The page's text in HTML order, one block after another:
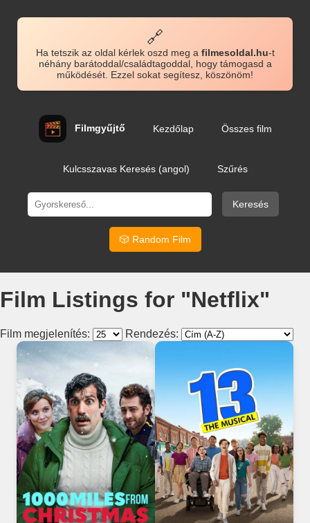
🔗
Ha tetszik az oldal kérlek oszd meg a filmesoldal.hu-t
néhány barátoddal/családtagoddal, hogy támogasd a
működését. Ezzel sokat segítesz, köszönöm!
Filmgyűjtő Kezdőlap Összes film
Kulcsszavas Keresés (angol) Szűrés
Keresés
🎲 Random Film
Film Listings for "Netflix"
Film megjelenítés: Rendezés: